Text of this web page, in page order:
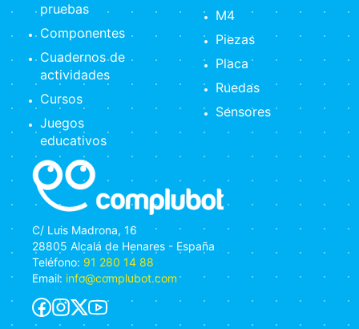
C/ Luis Madrona, 16
28805 Alcalá de Henares - España
Teléfono: 91 280 14 88
Email: info@complubot.com
pruebas
Componentes
Cuadernos de
actividades
Cursos
Juegos
educativos
M4
Piezas
Placa
Ruedas
Sensores